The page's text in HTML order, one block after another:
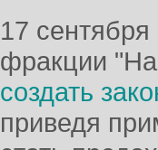
17
фракции
создать
приведя